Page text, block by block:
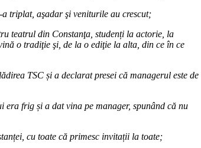
triplat, aşadar şi veniturile au crescut;
teatrul din Constanţa, studenți la actorie, la
o tradiţie şi, de la o ediţie la alta, din ce în ce
TSC și a declarat presei că managerul este de
era frig și a dat vina pe manager, spunând că nu
cu toate că primesc invitații la toate;